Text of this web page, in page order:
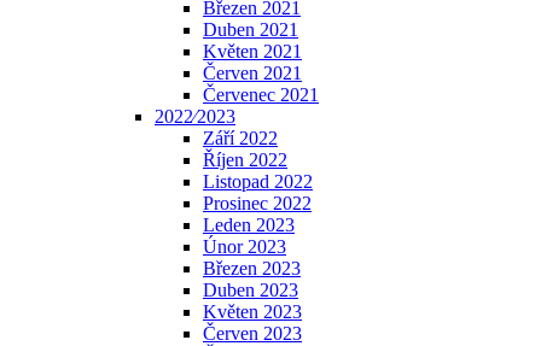
Březen 2021
Duben 2021
Květen 2021
Červen 2021
Červenec 2021
2022⁄2023
Září 2022
Říjen 2022
Listopad 2022
Prosinec 2022
Leden 2023
Únor 2023
Březen 2023
Duben 2023
Květen 2023
Červen 2023